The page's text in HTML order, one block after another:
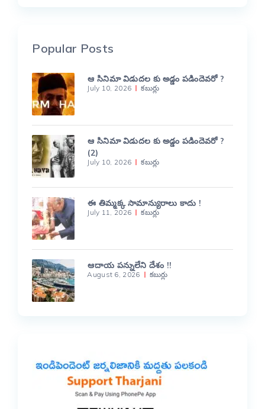
Popular Posts
ఆ సినిమా విడుదల కు అడ్డం పడిందెవరో ?
July 10, 2026 కబుర్లు
ఆ సినిమా విడుదల కు అడ్డం పడిందెవరో ?
(2)
July 10, 2026 కబుర్లు
ఈ తిమ్మక్క సామాన్యురాలు కాదు !
July 11, 2026 కబుర్లు
ఆదాయ పన్నులేని దేశం !!
August 6, 2026 కబుర్లు